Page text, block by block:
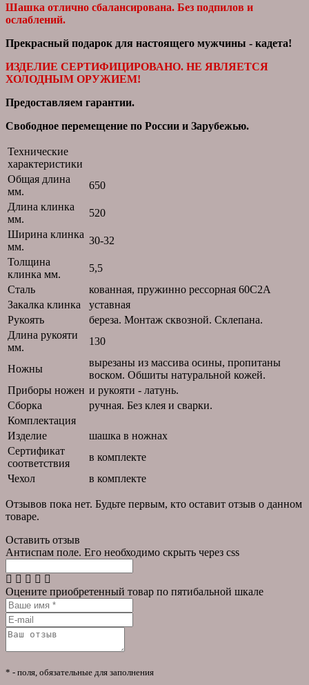
Шашка отлично сбалансирована. Без подпилов и
ослаблений.
Прекрасный подарок для настоящего мужчины - кадета!
ИЗДЕЛИЕ СЕРТИФИЦИРОВАНО. НЕ ЯВЛЯЕТСЯ
ХОЛОДНЫМ ОРУЖИЕМ!
Предоставляем гарантии.
Свободное перемещение по России и Зарубежью.
Технические
характеристики
Общая длина
мм.
650
Длина клинка
мм.
520
Ширина клинка
мм.
30-32
Толщина
клинка мм.
5,5
Сталь
кованная, пружинно рессорная 60С2А
Закалка клинка
уставная
Рукоять
береза. Монтаж сквозной. Склепана.
Длина рукояти
мм.
130
Ножны
вырезаны из массива осины, пропитаны
воском. Обшиты натуральной кожей.
Приборы ножен и рукояти - латунь.
Сборка
ручная. Без клея и сварки.
Комплектация
Изделие
шашка в ножнах
Сертификат
соответствия
в комплекте
Чехол
в комплекте
Отзывов пока нет. Будьте первым, кто оставит отзыв о данном
товаре.
Оставить отзыв
Антиспам поле. Его необходимо скрыть через css
Оцените приобретенный товар по пятибальной шкале
* - поля, обязательные для заполнения